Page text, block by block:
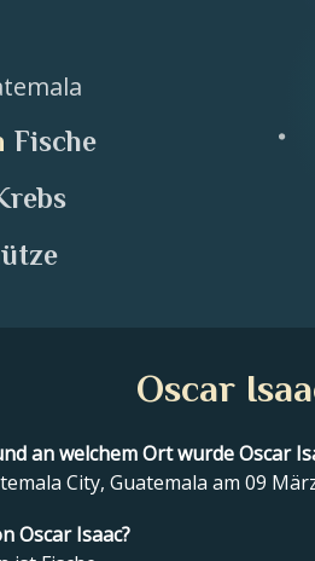
Fische
Oscar
an welchem Ort wurde Oscar
City, Guatemala am 09
Oscar Isaac?